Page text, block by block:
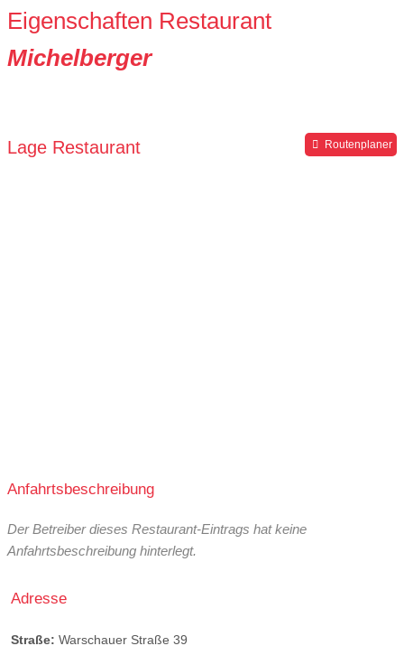
Eigenschaften Restaurant
Michelberger
Lage Restaurant Routenplaner
Anfahrtsbeschreibung
Der Betreiber dieses Restaurant-Eintrags hat keine
Anfahrtsbeschreibung hinterlegt.
Adresse
Straße: Warschauer Straße 39